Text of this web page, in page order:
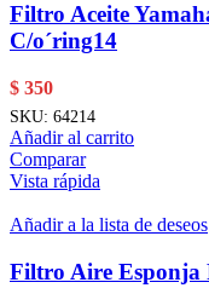
Filtro Aceite
C/o´ring14
$ 350
SKU: 64214
Añadir al carrito
Comparar
Vista rápida
Añadir a la lista de deseos
Filtro Aire Esponja